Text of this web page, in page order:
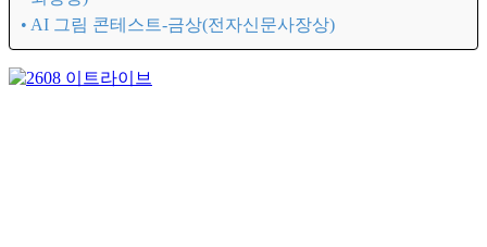
AI 그림 콘테스트-금상(전자신문사장상)